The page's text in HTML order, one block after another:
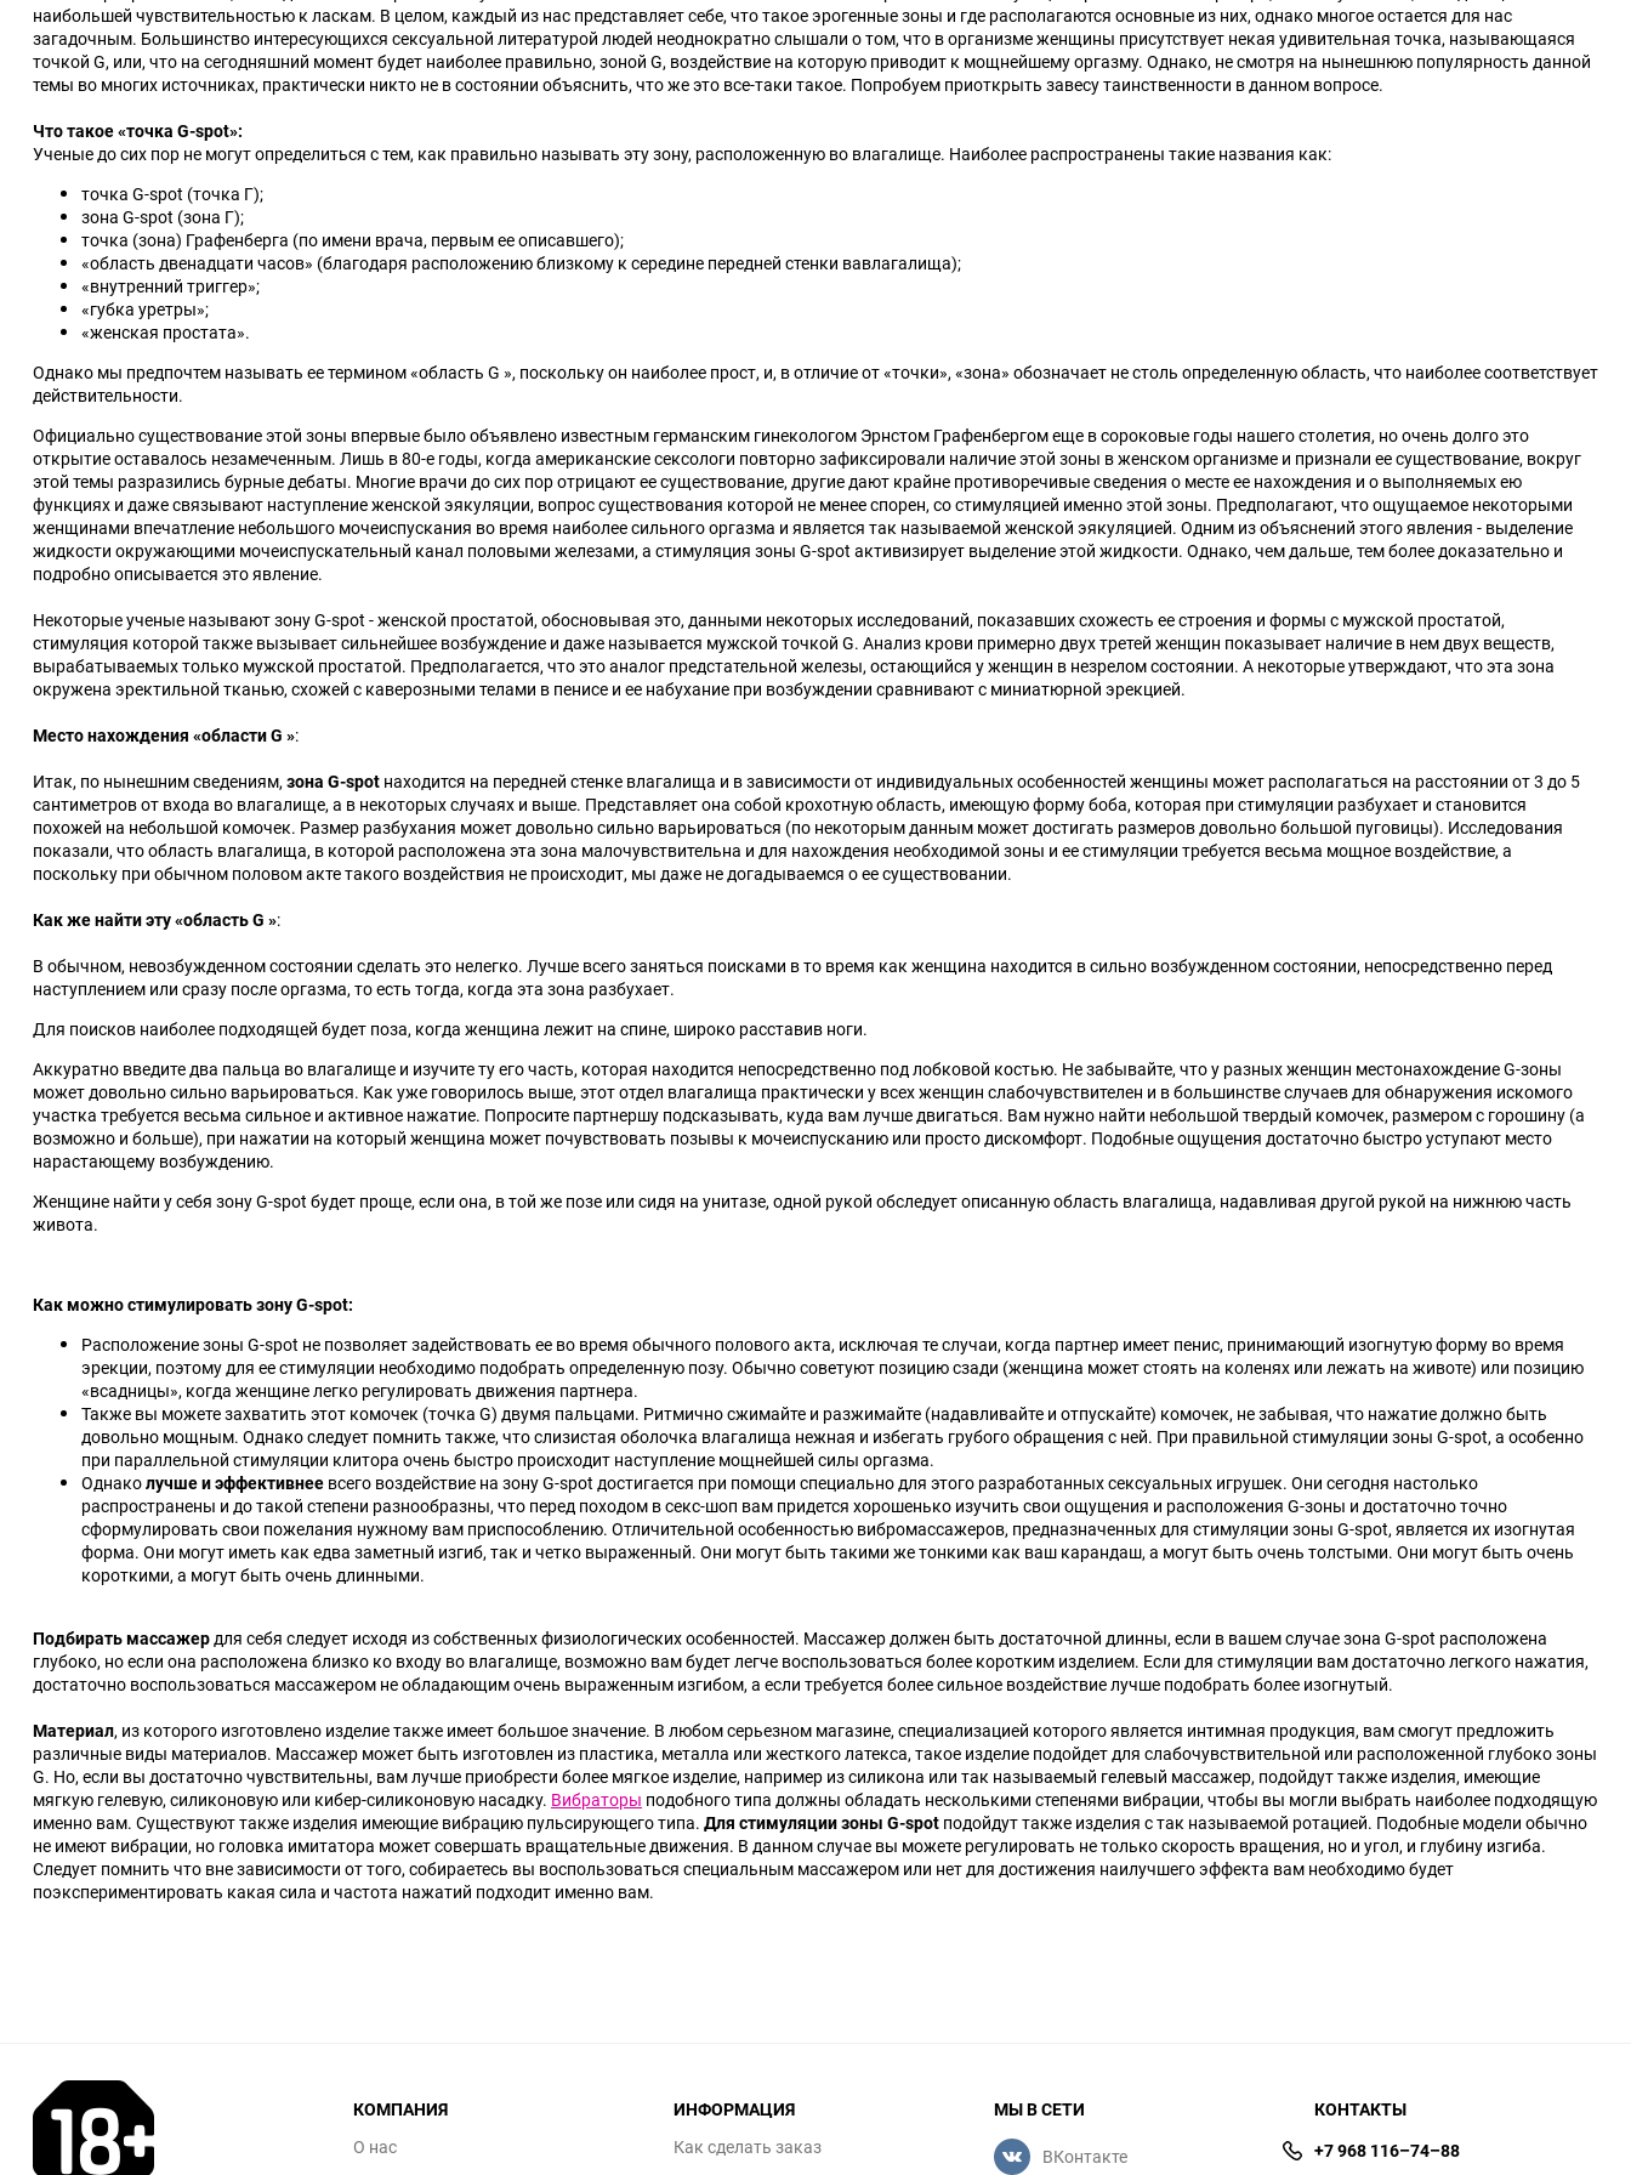
вибраторы
показать еще
Реалистичные
фаллоимитаторы
Анальные втулки с
украшениями
показать еще
показать еще
Страпоны
Безремневые страпоны
Страпоны на креплении
Трусики для страпонов
показать еще
Вибромассажеры клитора и
показать еще
Помпы для груди
вагины
Игрушки для фистинга
показать еще
Корсеты, топы
показать еще
показать еще
показать еще
Эротические платья,
юбки
показать еще
Оковы и поножи Зажимы для сосков Электростимуляция Фиксация и бондаж
Наборы для фиксации
Ошейники, поводки Веревки для бондажа
БДСМ наборы
Гели и смазки для
анального секса
показать еще
Ароматизированные
показать еще
Кремы-пролонгаторы
показать еще
Средства для массажа
Массажные свечи
Гели и масла
Интимная гигиена
наибольшей чувствительностью к ласкам. В целом, каждый из нас представляет себе, что такое эрогенные зоны и где располагаются основные из них, однако многое остается для нас
загадочным. Большинство интересующихся сексуальной литературой людей неоднократно слышали о том, что в организме женщины присутствует некая удивительная точка, называющаяся
точкой G, или, что на сегодняшний момент будет наиболее правильно, зоной G, воздействие на которую приводит к мощнейшему оргазму. Однако, не смотря на нынешнюю популярность данной
темы во многих источниках, практически никто не в состоянии объяснить, что же это все-таки такое. Попробуем приоткрыть завесу таинственности в данном вопросе.
Что такое«точка G-spot»:
Ученые до сих пор не могут определиться с тем, как правильно называть эту зону, расположенную во влагалище. Наиболее распространены такие названия как:
точка G-spot (точка Г);
зона G-spot (зона Г);
точка (зона) Графенберга (по имени врача, первым ее описавшего);
«область двенадцати часов» (благодаря расположению близкому к середине передней стенки вавлагалища);
«внутренний триггер»;
«губка уретры»;
«женская простата».
Однако мы предпочтем называть ее термином«область G », поскольку он наиболее прост, и, в отличие от«точки»,«зона» обозначает не столь определенную область, что наиболее соответствует
действительности.
Официально существование этой зоны впервые было объявлено известным германским гинекологом Эрнстом Графенбергом еще в сороковые годы нашего столетия, но очень долго это
открытие оставалось незамеченным. Лишь в 80-е годы, когда американские сексологи повторно зафиксировали наличие этой зоны в женском организме и признали ее существование, вокруг
этой темы разразились бурные дебаты. Многие врачи до сих пор отрицают ее существование, другие дают крайне противоречивые сведения о месте ее нахождения и о выполняемых ею
функциях и даже связывают наступление женской эякуляции, вопрос существования которой не менее спорен, со стимуляцией именно этой зоны. Предполагают, что ощущаемое некоторыми
женщинами впечатление небольшого мочеиспускания во время наиболее сильного оргазма и является так называемой женской эякуляцией. Одним из объяснений этого явления - выделение
жидкости окружающими мочеиспускательный канал половыми железами, а стимуляция зоны G-spot активизирует выделение этой жидкости. Однако, чем дальше, тем более доказательно и
подробно описывается это явление.
Некоторые ученые называют зону G-spot - женской простатой, обосновывая это, данными некоторых исследований, показавших схожесть ее строения и формы с мужской простатой,
стимуляция которой также вызывает сильнейшее возбуждение и даже называется мужской точкой G. Анализ крови примерно двух третей женщин показывает наличие в нем двух веществ,
вырабатываемых только мужской простатой. Предполагается, что это аналог предстательной железы, остающийся у женщин в незрелом состоянии. А некоторые утверждают, что эта зона
окружена эректильной тканью, схожей с каверозными телами в пенисе и ее набухание при возбуждении сравнивают с миниатюрной эрекцией.
Место нахождения «области G »:
Итак, по нынешним сведениям,зона G-spot находится на передней стенке влагалища и в зависимости от индивидуальных особенностей женщины может располагаться на расстоянии от 3 до 5
сантиметров от входа во влагалище, а в некоторых случаях и выше. Представляет она собой крохотную область, имеющую форму боба, которая при стимуляции разбухает и становится
похожей на небольшой комочек. Размер разбухания может довольно сильно варьироваться (по некоторым данным может достигать размеров довольно большой пуговицы). Исследования
показали, что область влагалища, в которой расположена эта зона малочувствительна и для нахождения необходимой зоны и ее стимуляции требуется весьма мощное воздействие, а
поскольку при обычном половом акте такого воздействия не происходит, мы даже не догадываемся о ее существовании.
Как же найти эту«область G »:
В обычном, невозбужденном состоянии сделать это нелегко. Лучше всего заняться поисками в то время как женщина находится в сильно возбужденном состоянии, непосредственно перед
наступлением или сразу после оргазма, то есть тогда, когда эта зона разбухает.
Для поисков наиболее подходящей будет поза, когда женщина лежит на спине, широко расставив ноги.
Аккуратно введите два пальца во влагалище и изучите ту его часть, которая находится непосредственно под лобковой костью. Не забывайте, что у разных женщин местонахождение G-зоны
может довольно сильно варьироваться. Как уже говорилось выше, этот отдел влагалища практически у всех женщин слабочувствителен и в большинстве случаев для обнаружения искомого
участка требуется весьма сильное и активное нажатие. Попросите партнершу подсказывать, куда вам лучше двигаться. Вам нужно найти небольшой твердый комочек, размером с горошину (а
возможно и больше), при нажатии на который женщина может почувствовать позывы к мочеиспусканию или просто дискомфорт. Подобные ощущения достаточно быстро уступают место
нарастающему возбуждению.
Женщине найти у себя зону G-spot будет проще, если она, в той же позе или сидя на унитазе, одной рукой обследует описанную область влагалища, надавливая другой рукой на нижнюю часть
живота.
Как можно стимулировать зону G-spot:
Расположение зоны G-spot не позволяет задействовать ее во время обычного полового акта, исключая те случаи, когда партнер имеет пенис, принимающий изогнутую форму во время
эрекции, поэтому для ее стимуляции необходимо подобрать определенную позу. Обычно советуют позицию сзади (женщина может стоять на коленях или лежать на животе) или позицию
«всадницы», когда женщине легко регулировать движения партнера.
Также вы можете захватить этот комочек (точка G) двумя пальцами. Ритмично сжимайте и разжимайте (надавливайте и отпускайте) комочек, не забывая, что нажатие должно быть
довольно мощным. Однако следует помнить также, что слизистая оболочка влагалища нежная и избегать грубого обращения с ней. При правильной стимуляции зоны G-spot, а особенно
при параллельной стимуляции клитора очень быстро происходит наступление мощнейшей силы оргазма.
Однаколучше и эффективнее всего воздействие на зону G-spot достигается при помощи специально для этого разработанных сексуальных игрушек. Они сегодня настолько
распространены и до такой степени разнообразны, что перед походом в секс-шоп вам придется хорошенько изучить свои ощущения и расположения G-зоны и достаточно точно
сформулировать свои пожелания нужному вам приспособлению. Отличительной особенностью вибромассажеров, предназначенных для стимуляции зоны G-spot, является их изогнутая
форма. Они могут иметь как едва заметный изгиб, так и четко выраженный. Они могут быть такими же тонкими как ваш карандаш, а могут быть очень толстыми. Они могут быть очень
короткими, а могут быть очень длинными.
Подбирать массажердля себя следует исходя из собственных физиологических особенностей. Массажер должен быть достаточной длинны, если в вашем случае зона G-spot расположена
глубоко, но если она расположена близко ко входу во влагалище, возможно вам будет легче воспользоваться более коротким изделием. Если для стимуляции вам достаточно легкого нажатия,
достаточно воспользоваться массажером не обладающим очень выраженным изгибом, а если требуется более сильное воздействие лучше подобрать более изогнутый.
Материал, из которого изготовлено изделие также имеет большое значение. В любом серьезном магазине, специализацией которого является интимная продукция, вам смогут предложить
различные виды материалов. Массажер может быть изготовлен из пластика, металла или жесткого латекса, такое изделие подойдет для слабочувствительной или расположенной глубоко зоны
G. Но, если вы достаточно чувствительны, вам лучше приобрести более мягкое изделие, например из силикона или так называемый гелевый массажер, подойдут также изделия, имеющие
мягкую гелевую, силиконовую или кибер-силиконовую насадку. Вибраторы подобного типа должны обладать несколькими степенями вибрации, чтобы вы могли выбрать наиболее подходящую
именно вам. Существуют также изделия имеющие вибрацию пульсирующего типа. Для стимуляции зоны G-spot подойдут также изделия с так называемой ротацией. Подобные модели обычно
не имеют вибрации, но головка имитатора может совершать вращательные движения. В данном случае вы можете регулировать не только скорость вращения, но и угол, и глубину изгиба.
Следует помнить что вне зависимости от того, собираетесь вы воспользоваться специальным массажером или нет для достижения наилучшего эффекта вам необходимо будет
поэкспериментировать какая сила и частота нажатий подходит именно вам.
КОМПАНИЯ
О нас
ИНФОРМАЦИЯ
Как сделать заказ
МЫ В СЕТИ
ВКонтакте
КОНТАКТЫ
+7 968 116–74–88